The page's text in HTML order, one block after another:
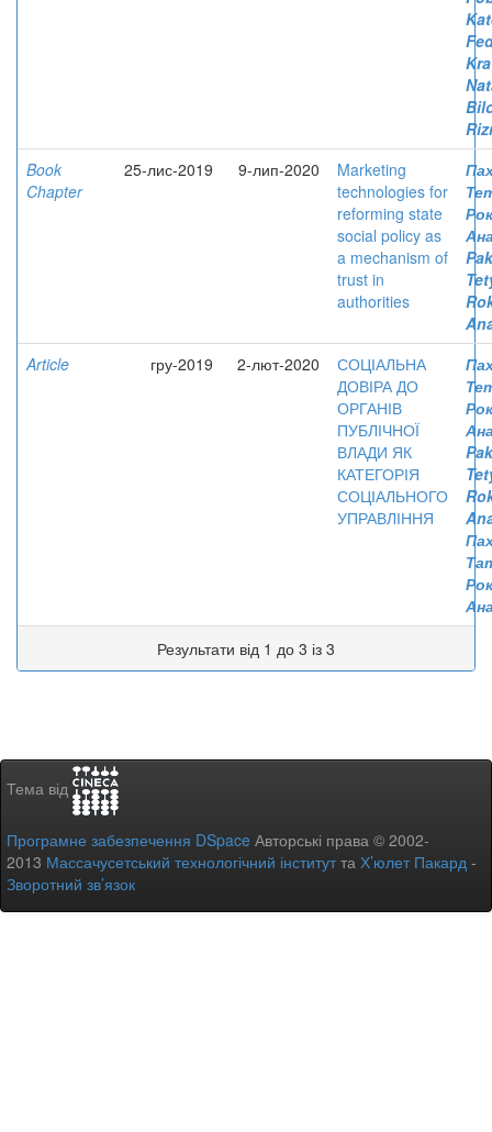
Book
Chapter
25-лис-2019 9-лип-2020
Marketing
technologies for
reforming state
social policy as
a mechanism of
trust in
authorities
Article
гру-2019 2-лют-2020
СОЦІАЛЬНА
ДОВІРА ДО
ОРГАНІВ
ПУБЛІЧНОЇ
ВЛАДИ ЯК
КАТЕГОРІЯ
СОЦІАЛЬНОГО
УПРАВЛІННЯ
Результати від 1 до 3 із 3
Тема від
Програмне забезпечення DSpace Авторські права © 2002-
2013 Массачусетський технологічний інститутта Х’юлет Пакард -
Зворотний зв’язок